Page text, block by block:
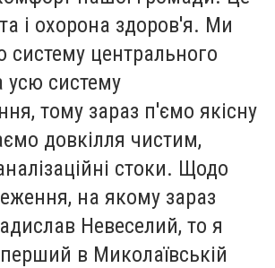
і охорона здоров'я. Ми
систему центрального
усю систему
тому зараз п'ємо якісну
довкілля чистим,
стоки. Щодо
на якому зараз
Невеселий, то я
перший в Миколаївській